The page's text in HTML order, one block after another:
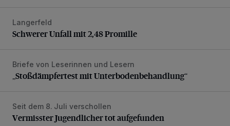
Schwerer Unfall mit 2,48 Promille
Langerfeld
Schwerer Unfall mit 2,48 Promille
„Stoßdämpfertest mit Unterbodenbehandlung“
Briefe von Leserinnen und Lesern
„Stoßdämpfertest mit Unterbodenbehandlung“
Vermisster Jugendlicher tot aufgefunden
Seit dem 8. Juli verschollen
Vermisster Jugendlicher tot aufgefunden